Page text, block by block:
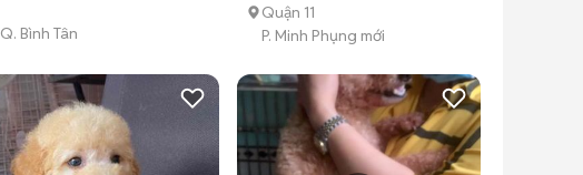
Q. Bình Tân
Quận 11
P. Minh Phụng mới